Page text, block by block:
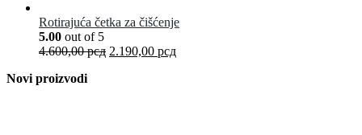
Rotirajuća četka za čišćenje
5.00 out of 5
4.600,00рсд 2.190,00 рсд
Novi proizvodi